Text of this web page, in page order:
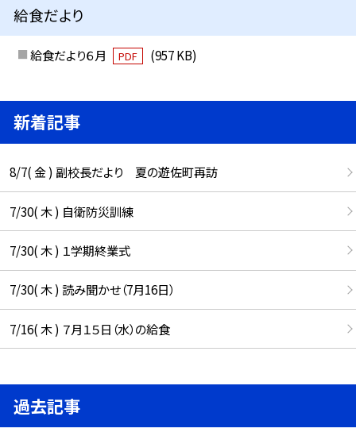
給食だより
給食だより６月 PDF (957 KB)
新着記事
8/7( 金 ) 副校長だより 夏の遊佐町再訪
7/30( 木 ) 自衛防災訓練
7/30( 木 ) １学期終業式
7/30( 木 ) 読み聞かせ（7月16日）
7/16( 木 ) ７月１５日（水）の給食
過去記事